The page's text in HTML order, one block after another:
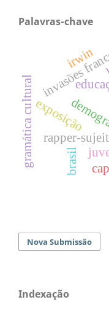
Palavras-chave
invasões
exposição
rapper-
irwin
gramática cultural brasil
Nova Submissão
Indexação